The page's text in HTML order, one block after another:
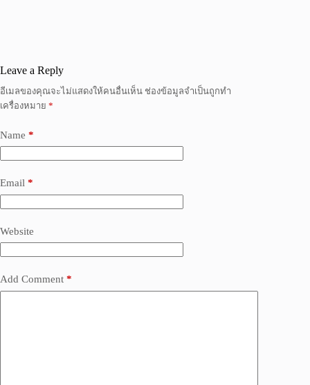
Leave a Reply
อีเมลของคุณจะไม่แสดงให้คนอื่นเห็น ช่องข้อมูลจำเป็นถูกทำ
เครื่องหมาย *
Name *
Email *
Website
Add Comment *